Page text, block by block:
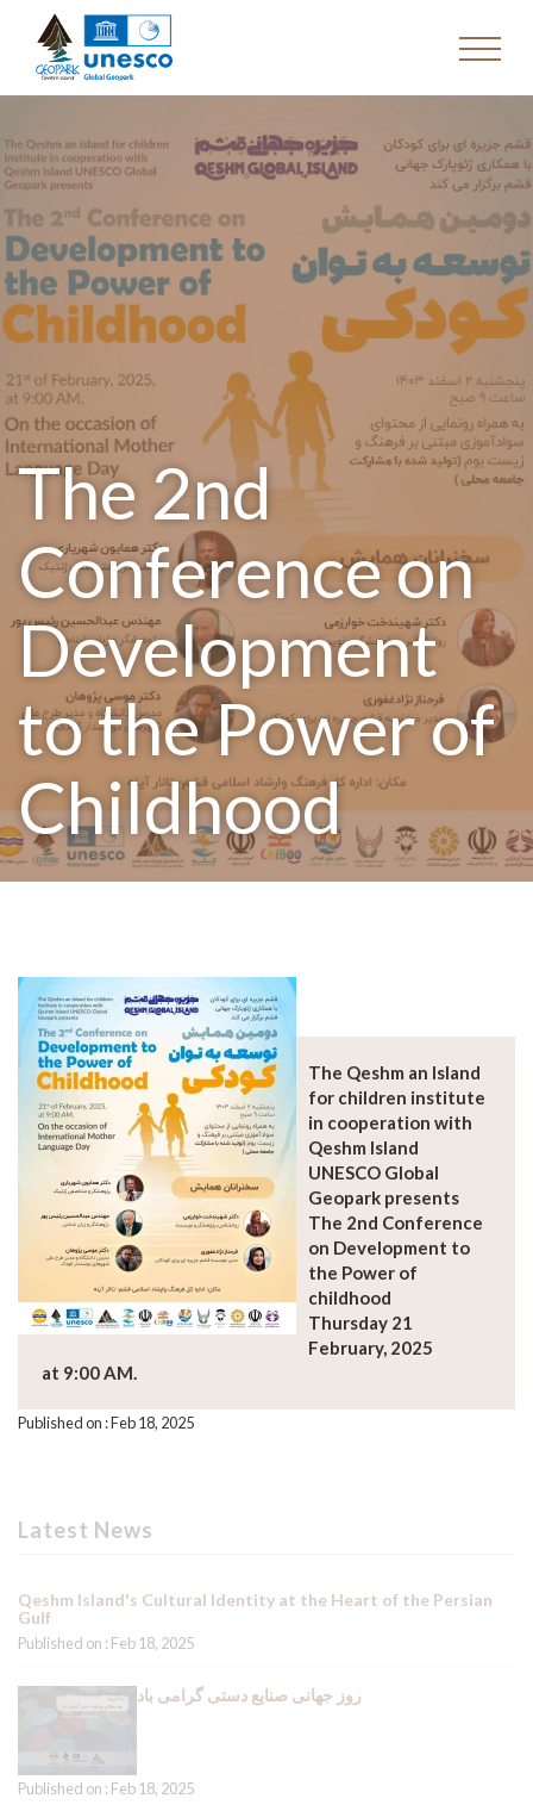
The 2nd
Conference on
Development
to the Power of
Childhood
The Qeshm an Island
for children institute
in cooperation with
Qeshm Island
UNESCO Global
Geopark presents
The 2nd Conference
on Development to
the Power of
childhood
Thursday 21
February, 2025
at 9:00 AM.
Published on : Feb 18, 2025
Latest News
Qeshm Island's Cultural Identity at the Heart of the Persian
Gulf
Published on : Feb 18, 2025
روز جهانی صنایع دستی گرامی باد
Published on : Feb 18, 2025